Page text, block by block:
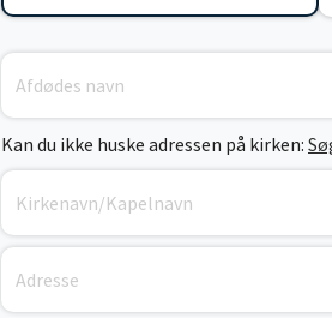
Kan du ikke huske adressen på kirken: